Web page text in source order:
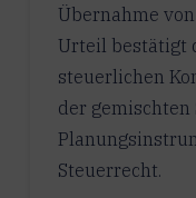
Übernahme
Urteil bestätigt
steuerlichen
der gemischten
Steuerrecht.